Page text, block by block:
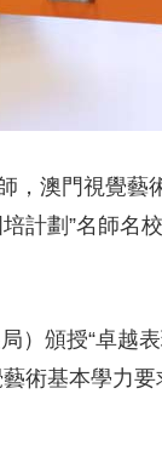
，澳門視覺藝
計劃”名師名
）頒授“卓越
術基本學力要